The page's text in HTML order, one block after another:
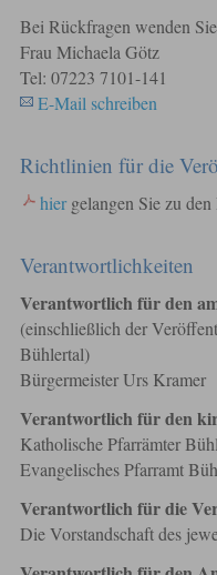
Bei Rückfragen wenden
Frau Michaela Götz
Tel: 07223 7101-141
E-Mail schreiben
Richtlinien für die
hiergelangen Sie zu
Verantwortlichkeiten
Verantwortlich für den
(einschließlich der
Bühlertal)
Bürgermeister Urs Kramer
Verantwortlich für den
Katholische Pfarrämter
Evangelisches Pfarramt
Verantwortlich für die
Die Vorstandschaft des